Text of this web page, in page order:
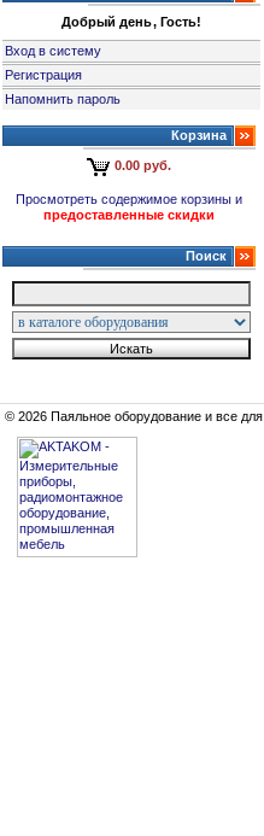
Добрый день, Гость!
Вход в систему
Регистрация
Напомнить пароль
Корзина
0.00 руб.
Просмотреть содержимое корзины и
предоставленные скидки
Поиск
© 2026 Паяльное оборудование и все